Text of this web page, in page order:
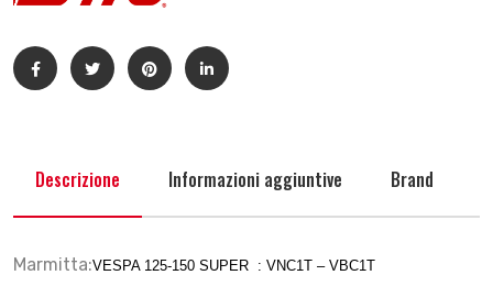
Descrizione Informazioni aggiuntive Brand
Marmitta:VESPA 125-150 SUPER : VNC1T – VBC1T